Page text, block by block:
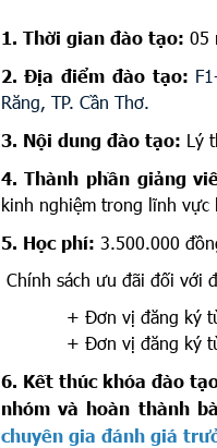
1. Thời gian đào tạo: 05
2. Địa điểm đào tạo:
Răng, TP. Cần Thơ.
3. Nội dung đào tạo: Lý
4. Thành phần giảng
kinh nghiệm trong lĩnh
5. Học phí: 3.500.000
Chính sách ưu đãi đối với
+ Đơn vị đăng ký từ 3-
+ Đơn vị đăng ký từ 6
6. Kết thúc khóa đào
nhóm và hoàn thành
chuyên gia đánh giá